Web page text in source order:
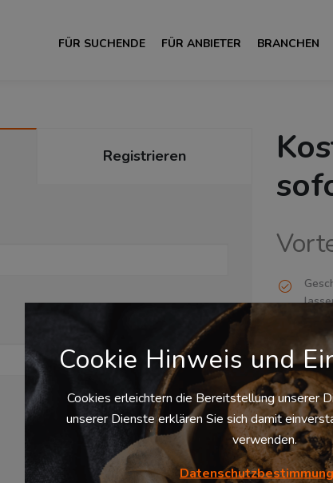
FÜR SUCHENDE FÜR ANBIETER BRANCHEN
Registrieren
Anmelden
Ihr
Cookie Hinweis und
Cookies erleichtern die Bereitstellung unserer
unserer Dienste erklären Sie sich damit
verwenden.